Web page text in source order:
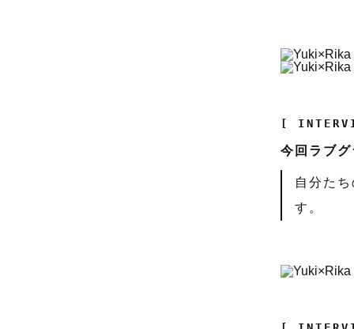
[
今回ラブ
自分た
す。